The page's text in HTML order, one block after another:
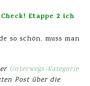
Etappe 2 ich
so schön, muss man
Unterwegs-Kategorie
Post über die